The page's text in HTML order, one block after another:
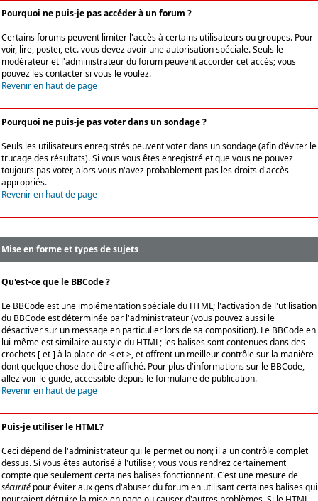
Pourquoi ne puis-je pas accéder à un forum ?
Certains forums peuvent limiter l'accès à certains utilisateurs ou groupes. Pour
voir, lire, poster, etc. vous devez avoir une autorisation spéciale. Seuls le
modérateur et l'administrateur du forum peuvent accorder cet accès; vous
pouvez les contacter si vous le voulez.
Revenir en haut de page
Pourquoi ne puis-je pas voter dans un sondage ?
Seuls les utilisateurs enregistrés peuvent voter dans un sondage (afin d'éviter le
trucage des résultats). Si vous vous êtes enregistré et que vous ne pouvez
toujours pas voter, alors vous n'avez probablement pas les droits d'accès
appropriés.
Revenir en haut de page
Mise en forme et types de sujets
Qu'est-ce que le BBCode ?
Le BBCode est une implémentation spéciale du HTML; l'activation de l'utilisation
du BBCode est déterminée par l'administrateur (vous pouvez aussi le
désactiver sur un message en particulier lors de sa composition). Le BBCode en
lui-même est similaire au style du HTML; les balises sont contenues dans des
crochets [ et ] à la place de < et >, et offrent un meilleur contrôle sur la manière
dont quelque chose doit être affiché. Pour plus d'informations sur le BBCode,
allez voir le guide, accessible depuis le formulaire de publication.
Revenir en haut de page
Puis-je utiliser le HTML?
Ceci dépend de l'administrateur qui le permet ou non; il a un contrôle complet
dessus. Si vous êtes autorisé à l'utiliser, vous vous rendrez certainement
compte que seulement certaines balises fonctionnent. C'est une mesure de
sécurité pour éviter aux gens d'abuser du forum en utilisant certaines balises qui